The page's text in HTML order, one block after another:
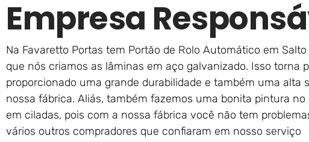
Empresa
Na Favaretto Portas tem Portão de Rolo Automático em
que nós criamos as lâminas em aço galvanizado. Isso torna
proporcionado uma grande durabilidade e também uma alta
nossa fábrica. Aliás, também fazemos uma bonita pintura no
em ciladas, pois com a nossa fábrica você não tem
vários outros compradores que confiaram em nosso serviço